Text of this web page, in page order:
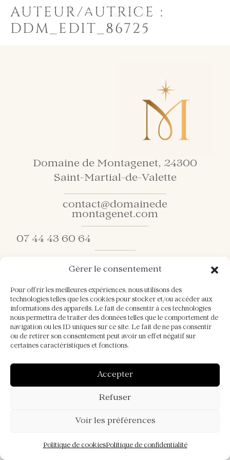
Gérer le consentement
Pour offrir les meilleures expériences, nous utilisons des
technologies telles que les cookies pour stocker et/ou accéder aux
informations des appareils. Le fait de consentir à ces technologies
nous permettra de traiter des données telles que le comportement de
navigation ou les ID uniques sur ce site. Le fait de ne pas consentir
ou de retirer son consentement peut avoir un effet négatif sur
certaines caractéristiques et fonctions.
Accepter
Refuser
Voir les préférences
Politique de cookiesPolitique de confidentialité
EN FR
AUTEUR/AUTRICE :
DDM_EDIT_86725
Domaine de Montagenet, 24300
Saint-Martial-de-Valette
contact@domainede
montagenet.com
07 44 43 60 64
Mentions légales
Politique de confidentialité
Politique de cookies (UE)
Domaine de Montagenet– Tous
droits réservés | Design et
développement